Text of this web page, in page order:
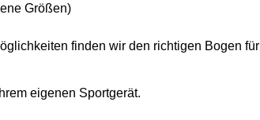
Größen)
finden wir den richtigen Bogen für
eigenen Sportgerät.